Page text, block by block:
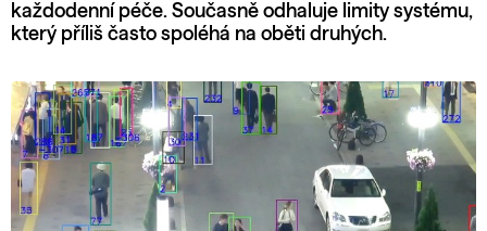
každodenní péče. Současně odhaluje limity systému,
který příliš často spoléhá na oběti druhých.